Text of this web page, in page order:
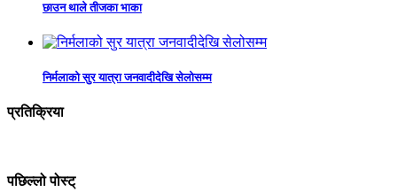
छाउन थाले तीजका भाका
निर्मलाको सुर यात्रा जनवादीदेखि सेलोसम्म
प्रतिक्रिया
पछिल्लो पोस्ट्